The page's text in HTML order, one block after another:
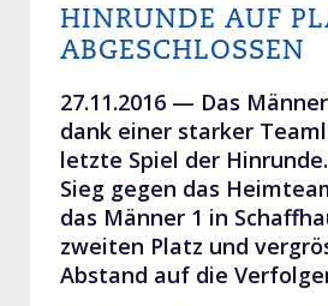
HINRUNDE AUF
ABGESCHLOSSEN
27.11.2016 — Das
dank einer starker
letzte Spiel der
Sieg gegen das
das Männer 1 in
zweiten Platz und
Abstand auf die